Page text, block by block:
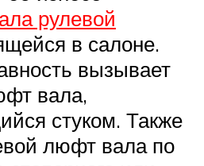
рулевой
в салоне.
вызывает
вала,
стуком. Также
люфт вала по